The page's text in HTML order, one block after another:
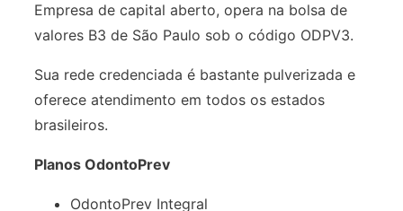
Empresa de capital aberto, opera na bolsa de
valores B3 de São Paulo sob o código ODPV3.
Sua rede credenciada é bastante pulverizada e
oferece atendimento em todos os estados
brasileiros.
Planos OdontoPrev
OdontoPrev Integral